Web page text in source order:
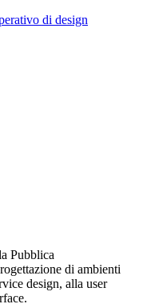
di design
Pubblica
di ambienti
design, alla user